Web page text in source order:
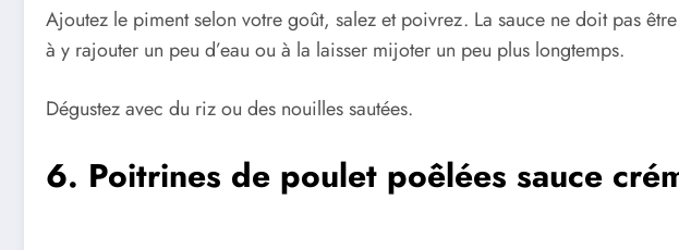
Ajoutez le piment selon votre goût, salez et poivrez. La sauce ne doit pas
à y rajouter un peu d’eau ou à la laisser mijoter un peu plus longtemps.
Dégustez avec du riz ou des nouilles sautées.
6. Poitrines de poulet poêlées sauce